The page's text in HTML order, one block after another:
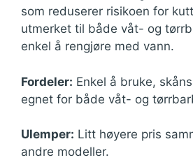
som reduserer risikoen for
utmerket til både våt- og
enkel å rengjøre med vann.
Fordeler: Enkel å bruke,
egnet for både våt- og
Ulemper: Litt høyere pris
andre modeller.